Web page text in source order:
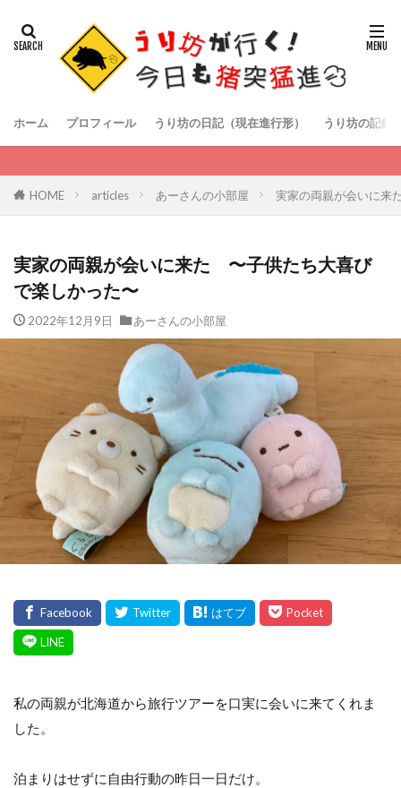
ホーム プロフィール うり坊の日記（現在進行形） うり坊の記録
HOME articles あーさんの小部屋 実家の両親が会いに来
実家の両親が会いに来た 〜子供たち大喜び
で楽しかった〜
2022年12月9日 あーさんの小部屋
私の両親が北海道から旅行ツアーを口実に会いに来てくれま
した。
泊まりはせずに自由行動の昨日一日だけ。